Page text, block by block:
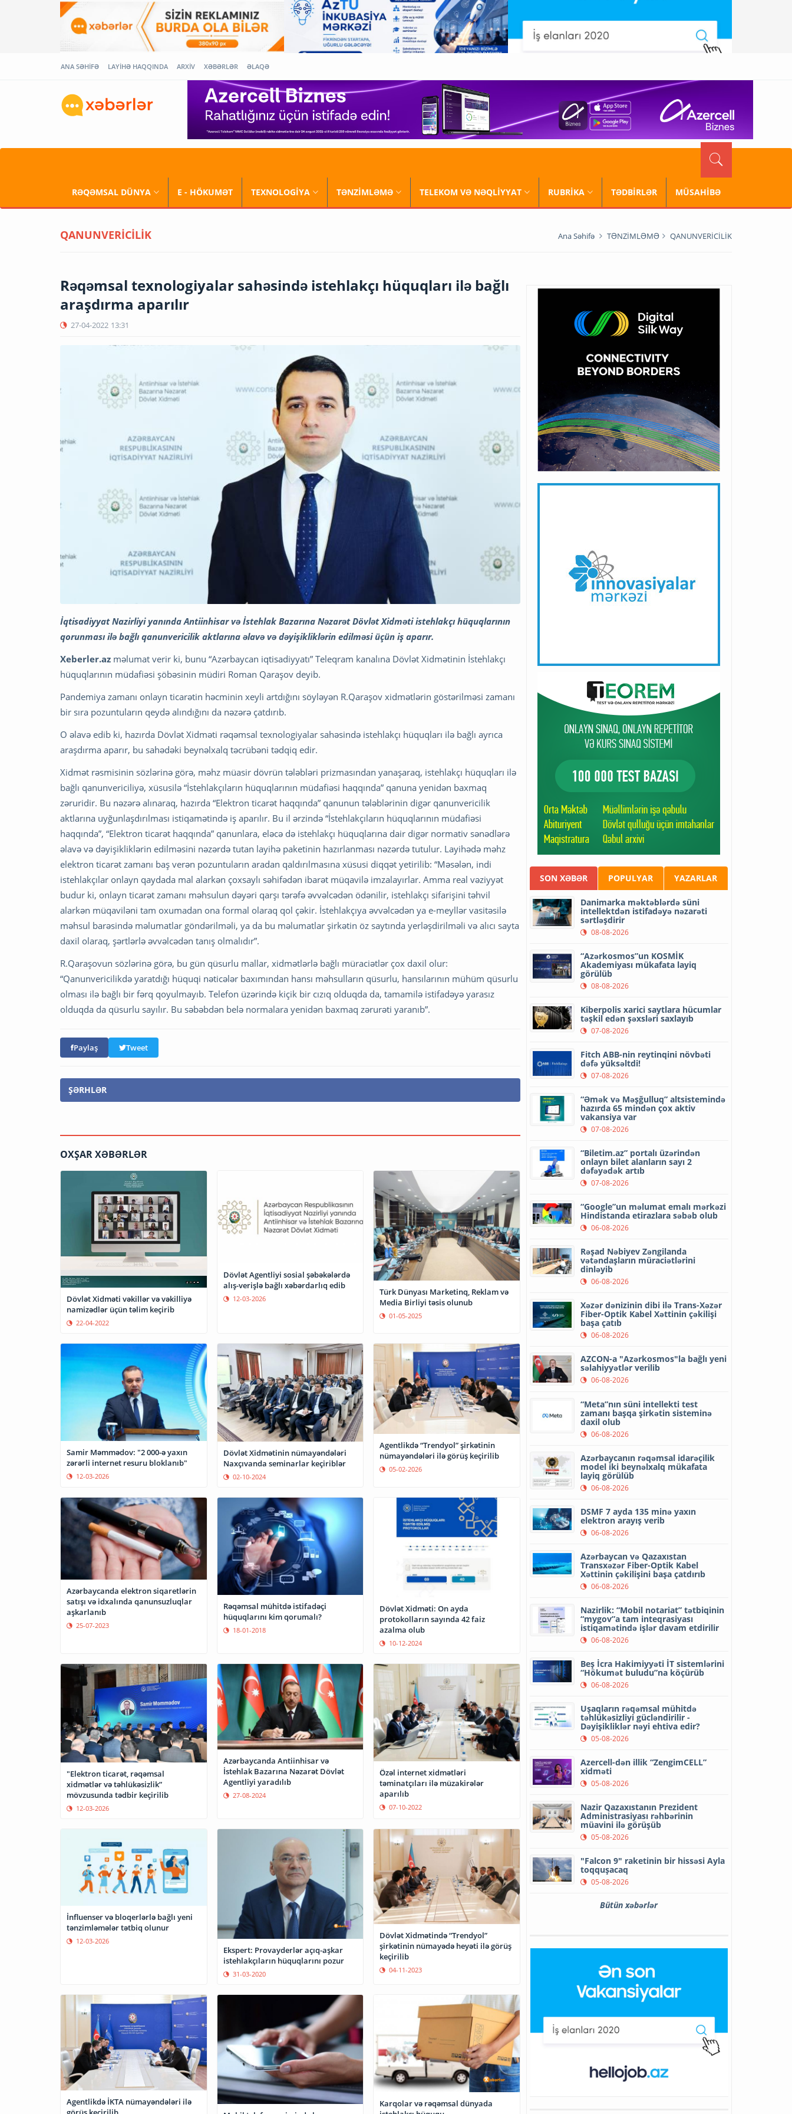
ANA SƏHİFƏ LAYİHƏ HAQQINDA ARXİV XƏBƏRLƏR ƏLAQƏ
RƏQƏMSAL DÜNYA E - HÖKUMƏT TEXNOLOGİYA TƏNZİMLƏMƏ TELEKOM VƏ NƏQLİYYAT RUBRİKA TƏDBİRLƏR MÜSAHİBƏ
QANUNVERİCİLİK Ana Səhifə TƏNZİMLƏMƏ QANUNVERİCİLİK
Rəqəmsal texnologiyalar sahəsində istehlakçı hüquqları ilə bağlı
araşdırma aparılır
27-04-2022 13:31
İqtisadiyyat Nazirliyi yanında Antiinhisar və İstehlak Bazarına Nəzarət Dövlət Xidməti istehlakçı hüquqlarının
qorunması ilə bağlı qanunvericilik aktlarına əlavə və dəyişikliklərin edilməsi üçün iş aparır.
Xeberler.az məlumat verir ki, bunu “Azərbaycan iqtisadiyyatı” Teleqram kanalına Dövlət Xidmətinin İstehlakçı
hüquqlarının müdafiəsi şöbəsinin müdiri Roman Qaraşov deyib.
Pandemiya zamanı onlayn ticarətin həcminin xeyli artdığını söyləyən R.Qaraşov xidmətlərin göstərilməsi zamanı
bir sıra pozuntuların qeydə alındığını da nəzərə çatdırıb.
O əlavə edib ki, hazırda Dövlət Xidməti rəqəmsal texnologiyalar sahəsində istehlakçı hüquqları ilə bağlı ayrıca
araşdırma aparır, bu sahədəki beynəlxalq təcrübəni tədqiq edir.
Xidmət rəsmisinin sözlərinə görə, məhz müasir dövrün tələbləri prizmasından yanaşaraq, istehlakçı hüquqları ilə
bağlı qanunvericiliyə, xüsusilə “İstehlakçıların hüquqlarının müdafiəsi haqqında” qanuna yenidən baxmaq
zəruridir. Bu nəzərə alınaraq, hazırda “Elektron ticarət haqqında” qanunun tələblərinin digər qanunvericilik
aktlarına uyğunlaşdırılması istiqamətində iş aparılır. Bu il ərzində “İstehlakçıların hüquqlarının müdafiəsi
haqqında”, “Elektron ticarət haqqında” qanunlara, eləcə də istehlakçı hüquqlarına dair digər normativ sənədlərə
əlavə və dəyişikliklərin edilməsini nəzərdə tutan layihə paketinin hazırlanması nəzərdə tutulur. Layihədə məhz
elektron ticarət zamanı baş verən pozuntuların aradan qaldırılmasına xüsusi diqqət yetirilib: “Məsələn, indi
istehlakçılar onlayn qaydada mal alarkən çoxsaylı səhifədən ibarət müqavilə imzalayırlar. Amma real vəziyyət
budur ki, onlayn ticarət zamanı məhsulun dəyəri qarşı tərəfə əvvəlcədən ödənilir, istehlakçı sifarişini təhvil
alarkən müqaviləni tam oxumadan ona formal olaraq qol çəkir. İstehlakçıya əvvəlcədən ya e-meyllər vasitəsilə
məhsul barəsində məlumatlar göndərilməli, ya da bu məlumatlar şirkətin öz saytında yerləşdirilməli və alıcı sayta
daxil olaraq, şərtlərlə əvvəlcədən tanış olmalıdır”.
R.Qaraşovun sözlərinə görə, bu gün qüsurlu mallar, xidmətlərlə bağlı müraciətlər çox daxil olur:
“Qanunvericilikdə yaratdığı hüquqi nəticələr baxımından hansı məhsulların qüsurlu, hansılarının mühüm qüsurlu
olması ilə bağlı bir fərq qoyulmayıb. Telefon üzərində kiçik bir cızıq olduqda da, tamamilə istifadəyə yarasız
olduqda da qüsurlu sayılır. Bu səbəbdən belə normalara yenidən baxmaq zərurəti yaranıb”.
Paylaş Tweet
ŞƏRHLƏR
OXŞAR XƏBƏRLƏR
Dövlət Xidməti vəkillər və vəkilliyə
namizədlər üçün təlim keçirib
22-04-2022
Dövlət Agentliyi sosial şəbəkələrdə
alış-verişlə bağlı xəbərdarlıq edib
12-03-2026
Türk Dünyası Marketinq, Reklam və
Media Birliyi təsis olunub
01-05-2025
Samir Məmmədov: "2 000-ə yaxın
zərərli internet resuru bloklanıb"
12-03-2026
Dövlət Xidmətinin nümayəndələri
Naxçıvanda seminarlar keçiriblər
02-10-2024
Agentlikdə “Trendyol” şirkətinin
nümayəndələri ilə görüş keçirilib
05-02-2026
Azərbaycanda elektron siqaretlərin
satışı və idxalında qanunsuzluqlar
aşkarlanıb
25-07-2023
Rəqəmsal mühitdə istifadəçi
hüquqlarını kim qorumalı?
18-01-2018
Dövlət Xidməti: On ayda
protokolların sayında 42 faiz
azalma olub
10-12-2024
"Elektron ticarət, rəqəmsal
xidmətlər və təhlükəsizlik”
mövzusunda tədbir keçirilib
12-03-2026
Azərbaycanda Antiinhisar və
İstehlak Bazarına Nəzarət Dövlət
Agentliyi yaradılıb
27-08-2024
Özəl internet xidmətləri
təminatçıları ilə müzakirələr
aparılıb
07-10-2022
İnfluenser və bloqerlərlə bağlı yeni
tənzimləmələr tətbiq olunur
12-03-2026
Ekspert: Provayderlər açıq-aşkar
istehlakçıların hüquqlarını pozur
31-03-2020
Dövlət Xidmətində “Trendyol”
şirkətinin nümayədə heyəti ilə görüş
keçirilib
04-11-2023
Agentlikdə İKTA nümayəndələri ilə
Karqolar və rəqəmsal dünyada
SON XƏBƏR POPULYAR YAZARLAR
Danimarka məktəblərdə süni
intellektdən istifadəyə nəzarəti
sərtləşdirir
08-08-2026
“Azərkosmos”un KOSMİK
Akademiyası mükafata layiq
görülüb
08-08-2026
Kiberpolis xarici saytlara hücumlar
təşkil edən şəxsləri saxlayıb
07-08-2026
Fitch ABB-nin reytinqini növbəti
dəfə yüksəltdi!
07-08-2026
“Əmək və Məşğulluq” altsistemində
hazırda 65 mindən çox aktiv
vakansiya var
07-08-2026
“Biletim.az” portalı üzərindən
onlayn bilet alanların sayı 2
dəfəyədək artıb
07-08-2026
“Google”un məlumat emalı mərkəzi
Hindistanda etirazlara səbəb olub
06-08-2026
Rəşad Nəbiyev Zəngilanda
vətəndaşların müraciətlərini
dinləyib
06-08-2026
Xəzər dənizinin dibi ilə Trans-Xəzər
Fiber-Optik Kabel Xəttinin çəkilişi
başa çatıb
06-08-2026
AZCON-a "Azərkosmos"la bağlı yeni
səlahiyyətlər verilib
06-08-2026
“Meta”nın süni intellekti test
zamanı başqa şirkətin sisteminə
daxil olub
06-08-2026
Azərbaycanın rəqəmsal idarəçilik
model iki beynəlxalq mükafata
layiq görülüb
06-08-2026
DSMF 7 ayda 135 minə yaxın
elektron arayış verib
06-08-2026
Azərbaycan və Qazaxıstan
Transxəzər Fiber-Optik Kabel
Xəttinin çəkilişini başa çatdırıb
06-08-2026
Nazirlik: “Mobil notariat” tətbiqinin
“mygov”a tam inteqrasiyası
istiqamətində işlər davam etdirilir
06-08-2026
Beş İcra Hakimiyyəti İT sistemlərini
“Hökumət buludu”na köçürüb
06-08-2026
Uşaqların rəqəmsal mühitdə
təhlükəsizliyi gücləndirilir -
Dəyişikliklər nəyi ehtiva edir?
05-08-2026
Azercell-dən illik “ZengimCELL”
xidməti
05-08-2026
Nazir Qazaxıstanın Prezident
Administrasiyası rəhbərinin
müavini ilə görüşüb
05-08-2026
"Falcon 9" raketinin bir hissəsi Ayla
toqquşacaq
05-08-2026
Bütün xəbərlər